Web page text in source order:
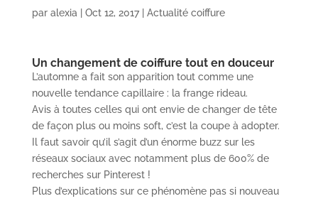
par alexia Oct 12, 2017| Actualité coiffure
Un changement de coiffure tout en douceur
L’automne a fait son apparition tout comme une
nouvelle tendance capillaire : la frange rideau.
Avis à toutes celles qui ont envie de changer de tête
de façon plus ou moins soft, c’est la coupe à adopter.
Il faut savoir qu’il s’agit d’un énorme buzz sur les
réseaux sociaux avec notamment plus de 600% de
recherches sur Pinterest !
Plus d’explications sur ce phénomène pas si nouveau